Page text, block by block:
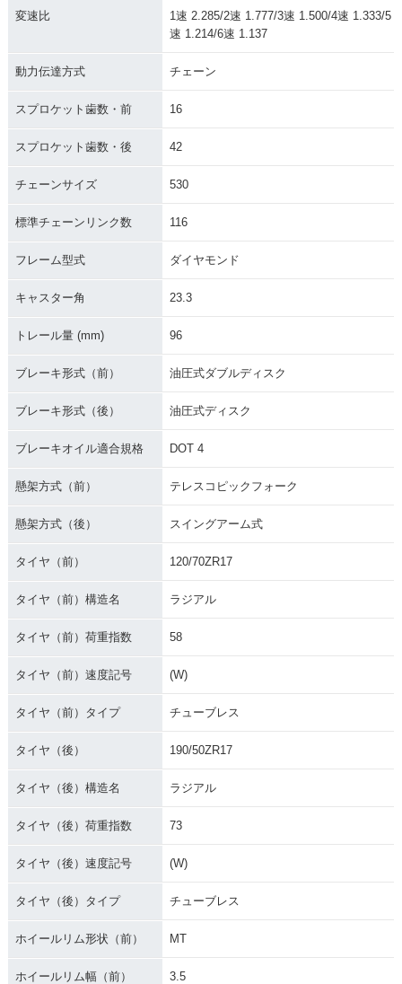
R・マイナーチェン
R・新登場
変速比
1速 2.285/2速 1.777/3速 1.500/4速 1.333/5
速 1.214/6速 1.137
動力伝達方式 チェーン
スプロケット歯数・前 16
スプロケット歯数・後 42
チェーンサイズ 530
標準チェーンリンク数 116
フレーム型式 ダイヤモンド
キャスター角 23.3
トレール量 (mm) 96
ブレーキ形式（前） 油圧式ダブルディスク
ブレーキ形式（後） 油圧式ディスク
ブレーキオイル適合規格 DOT 4
懸架方式（前） テレスコピックフォーク
懸架方式（後） スイングアーム式
タイヤ（前） 120/70ZR17
タイヤ（前）構造名 ラジアル
タイヤ（前）荷重指数 58
タイヤ（前）速度記号 (W)
タイヤ（前）タイプ チューブレス
タイヤ（後） 190/50ZR17
タイヤ（後）構造名 ラジアル
タイヤ（後）荷重指数 73
タイヤ（後）速度記号 (W)
タイヤ（後）タイプ チューブレス
ホイールリム形状（前） MT
ホイールリム幅（前） 3.5